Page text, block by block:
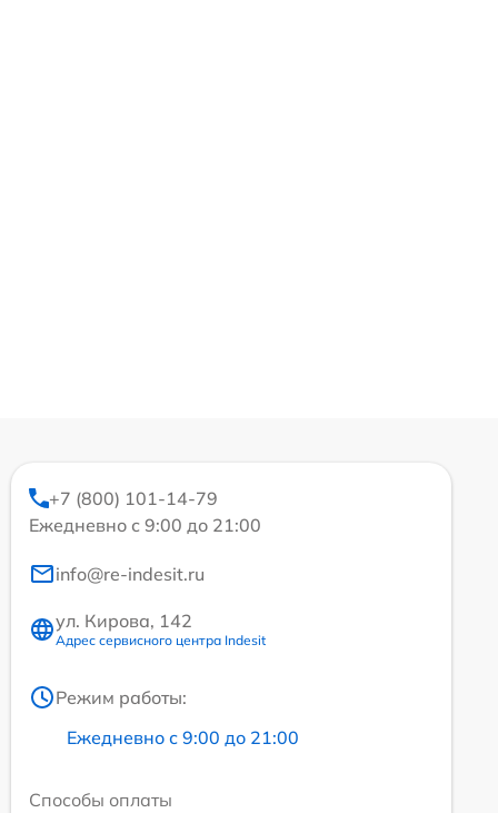
+7 (800) 101-14-79
Ежедневно с 9:00 до 21:00
info@re-indesit.ru
ул. Кирова, 142
Адрес сервисного центра Indesit
Режим работы:
Ежедневно с 9:00 до 21:00
Способы оплаты